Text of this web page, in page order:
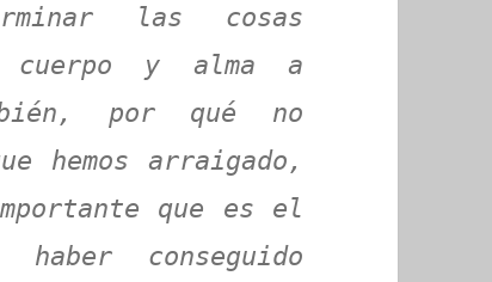
las cosas
cuerpo y alma a
por qué no
hemos arraigado,
que es el
conseguido